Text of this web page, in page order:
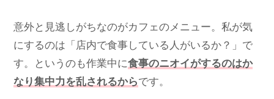
意外と見逃しがちなのがカフェのメニュー。私が気
にするのは「店内で食事している人がいるか？」で
す。というのも作業中に食事のニオイがするのはか
なり集中力を乱されるからです。